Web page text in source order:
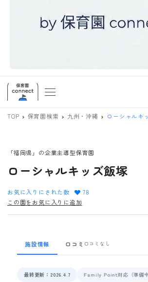
TOP 保育園検索 九州・沖縄 ローシャルキ
「福岡県」の企業主導型保育園
ローシャルキッズ飯塚
お気に入りにされた数
78
この園をお気に入りに追加
施設情報 口コミ 口コミなし
最終更新：2026.4.7
Family Point対応（準備中